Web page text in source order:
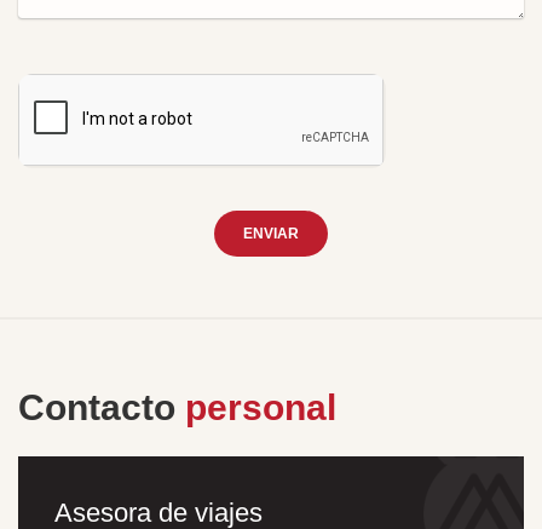
ENVIAR
Contacto personal
Asesora de viajes